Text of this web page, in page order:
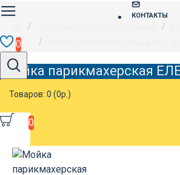
КОНТАКТЫ
0
Товаров: 0 (0р.)
0
Мойка парикмахерская